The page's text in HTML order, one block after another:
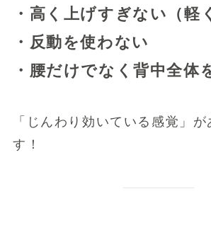
・高く上げすぎない（軽
・反動を使わない
・腰だけでなく背中全体
「じんわり効いている感覚」
す！